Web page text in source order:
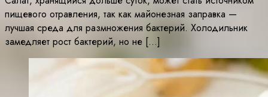
пищевого отравления, так как майонезная заправка —
лучшая среда для размножения бактерий. Холодильник
замедляет рост бактерий, но не […]